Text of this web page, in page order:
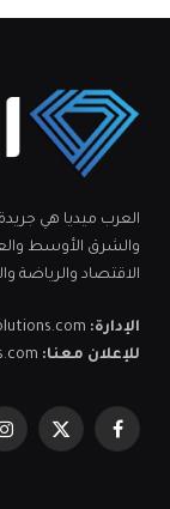
العرب ميديا هي
الاقتصاد والرياضة
الإدارة:
للإعلان معنا:
فيسبوكX